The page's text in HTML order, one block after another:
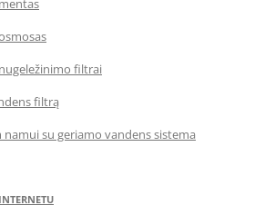
filtrai
filtrą
su geriamo vandens sistema